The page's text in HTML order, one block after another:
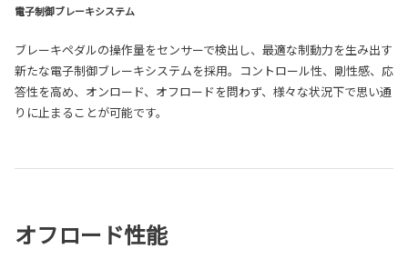
電子制御ブレーキシステム
ブレーキペダルの操作量をセンサーで検出し、最適な制動力を生み出す
新たな電子制御ブレーキシステムを採用。コントロール性、剛性感、応
答性を高め、オンロード、オフロードを問わず、様々な状況下で思い通
りに止まることが可能です。
オフロード性能